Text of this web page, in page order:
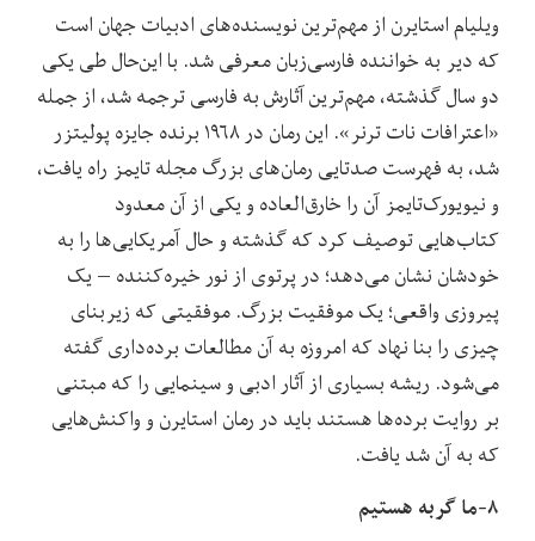
ویلیام استایرن از مهم‌ترین نویسنده‌های ادبیات جهان است
که دیر به خواننده فارسی‌زبان معرفی شد. با این‌حال طی یکی
دو سال گذشته، مهم‌ترین آثارش به فارسی ترجمه شد، از جمله
«اعترافات نات ترنر». این رمان در ۱۹۶۸ برنده جایزه پولیتزر
شد، به فهرست صدتایی رمان‌های بزرگ مجله تایمز راه یافت،
و نیویورک‌تایمز آن را خارق‌العاده و یکی از آن معدود
کتاب‌هایی توصیف کرد که گذشته و حال آمریکایی‌ها را به
خودشان نشان می‌دهد؛ در پرتوی از نور خیره‌کننده – یک
پیروزی واقعی؛ یک موفقیت بزرگ. موفقیتی که زیربنای
چیزی را بنا نهاد که امروزه به آن مطالعات برده‌داری گفته
می‌شود. ریشه بسیاری از آثار ادبی و سینمایی را که مبتنی
بر روایت برده‌ها هستند باید در رمان استایرن و واکنش‌هایی
که به آن شد یافت.
۸-ما گربه هستیم